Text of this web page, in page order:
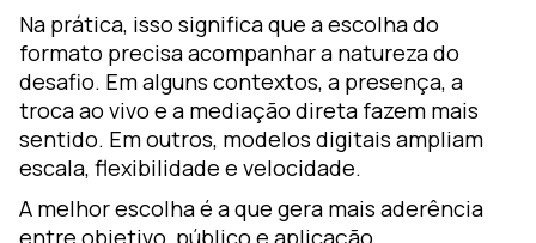
Na prática, isso significa que a escolha do
formato precisa acompanhar a natureza do
desafio. Em alguns contextos, a presença, a
troca ao vivo e a mediação direta fazem mais
sentido. Em outros, modelos digitais ampliam
escala, flexibilidade e velocidade.
A melhor escolha é a que gera mais aderência